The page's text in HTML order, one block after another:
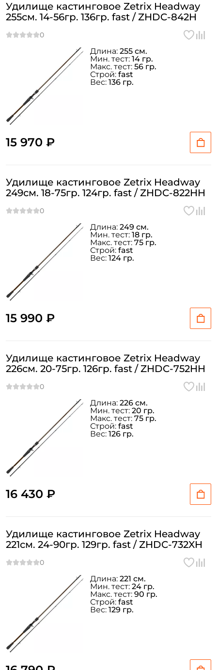
Удилище кастинговое Zetrix Headway
255см. 14-56гр. 136гр. fast / ZHDC-842H
15 970 ₽
Длина: 255 см.
Мин. тест: 14 гр.
Макс. тест: 56 гр.
Строй: fast
Вес: 136 гр.
Удилище кастинговое Zetrix Headway
249см. 18-75гр. 124гр. fast / ZHDC-822HH
15 990 ₽
Длина: 249 см.
Мин. тест: 18 гр.
Макс. тест: 75 гр.
Строй: fast
Вес: 124 гр.
Удилище кастинговое Zetrix Headway
226см. 20-75гр. 126гр. fast / ZHDC-752HH
16 430 ₽
Длина: 226 см.
Мин. тест: 20 гр.
Макс. тест: 75 гр.
Строй: fast
Вес: 126 гр.
Удилище кастинговое Zetrix Headway
221см. 24-90гр. 129гр. fast / ZHDC-732XH
Длина: 221 см.
Мин. тест: 24 гр.
Макс. тест: 90 гр.
Строй: fast
Вес: 129 гр.